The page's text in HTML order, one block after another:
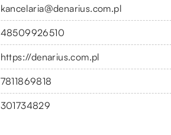
kancelaria@denarius.com.pl
48509926510
https://denarius.com.pl
7811869818
301734829